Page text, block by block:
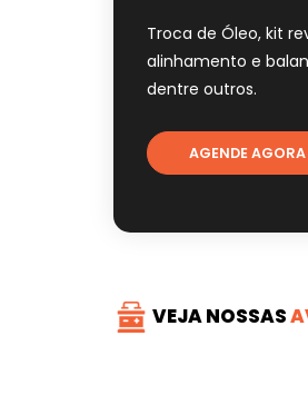
Troca de Óleo, kit
alinhamento e
dentre outros.
AGENDE AGORA
VEJA NOSSAS